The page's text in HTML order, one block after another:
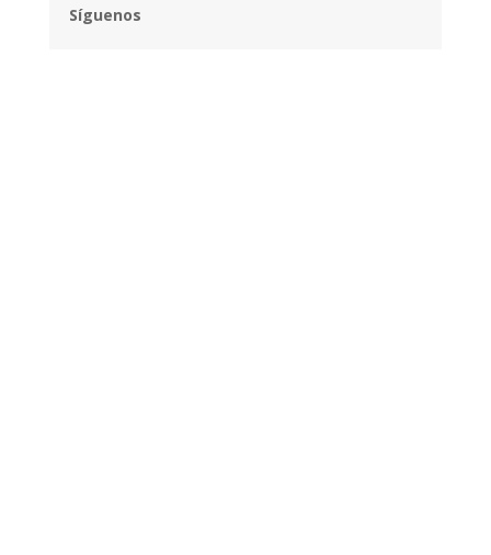
Síguenos